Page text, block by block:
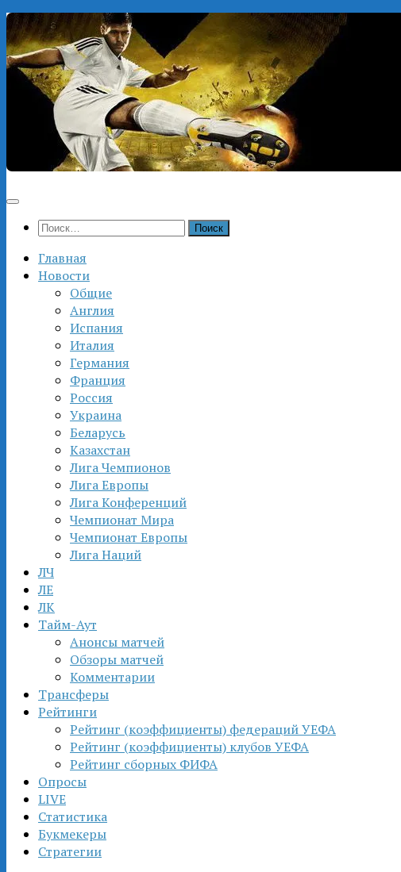
Перейти
к
содержимому
Найти:
Главная
Новости
Общие
Англия
Испания
Италия
Германия
Франция
Россия
Украина
Беларусь
Казахстан
Лига Чемпионов
Лига Европы
Лига Конференций
Чемпионат Мира
Чемпионат Европы
Лига Наций
ЛЧ
ЛЕ
ЛК
Тайм-Аут
Анонсы матчей
Обзоры матчей
Комментарии
Трансферы
Рейтинги
Рейтинг (коэффициенты) федераций УЕФА
Рейтинг (коэффициенты) клубов УЕФА
Рейтинг сборных ФИФА
Опросы
LIVE
Статистика
Букмекеры
Стратегии